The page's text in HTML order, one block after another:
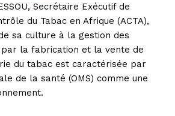
Secrétaire Exécutif de
du Tabac en Afrique (ACTA),
sa culture à la gestion des
la fabrication et la vente de
du tabac est caractérisée par
de la santé (OMS) comme une